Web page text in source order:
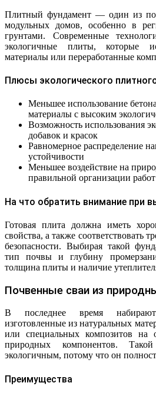
Плитный фундамент — один из
модульных домов, особенно в
грунтами. Современные
экологичные плиты, которые
материалы или переработанные
Плюсы экологического
Меньшее использование
материалы с высоким
Возможность использования
добавок и красок
Равномерное распределение
устойчивости
Меньшее воздействие на
правильной организации работ
На что обратить внимание при
Готовая плита должна иметь
свойства, а также соответствовать
безопасности. Выбирая такой
тип почвы и глубину
толщина плиты и наличие
Почвенные сваи из
В последнее время
изготовленные из натуральных
или специальных композитов на
природных компонентов.
экологичным, потому что он
Преимущества